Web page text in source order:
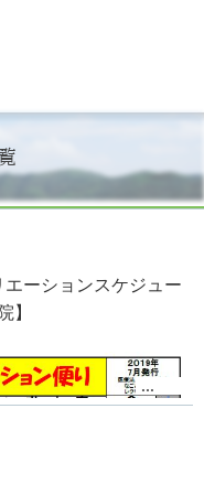
ーションスケジュー
】
...